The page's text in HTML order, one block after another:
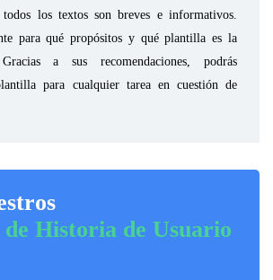
los textos son breves e informativos.
para qué propósitos y qué plantilla es la
a sus recomendaciones, podrás
para cualquier tarea en cuestión de
Historia de Usuario